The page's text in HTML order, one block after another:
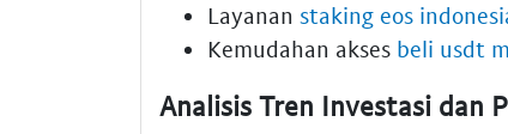
Layanan staking eos
Kemudahan akses beli usdt
Analisis Tren Investasi dan